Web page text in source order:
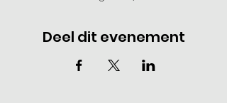
Deel dit evenement